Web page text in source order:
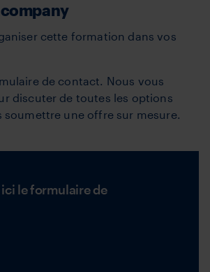
cette formation dans vos
de contact. Nous vous
discuter de toutes les options
soumettre une offre sur mesure.
le formulaire de